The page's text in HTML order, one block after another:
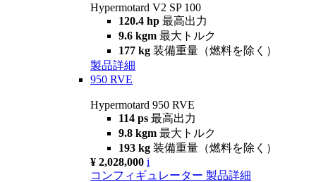
Hypermotard V2 SP 100
120.4 hp 最高出力
9.6 kgm 最大トルク
177 kg 装備重量（燃料を除く）
製品詳細
950 RVE
Hypermotard 950 RVE
114 ps 最高出力
9.8 kgm 最大トルク
193 kg 装備重量（燃料を除く）
¥ 2,028,000 i
コンフィギュレーター 製品詳細